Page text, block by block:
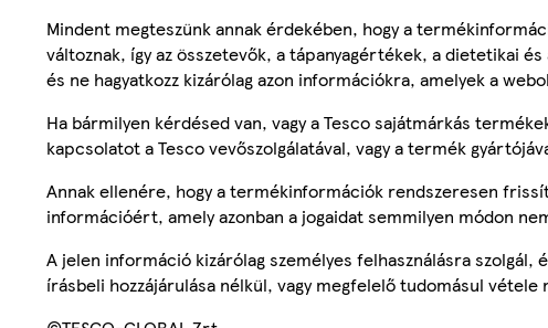
Mindent megteszünk annak érdekében, hogy a
változnak, így az összetevők, a tápanyagértékek, a dietetikai
és ne hagyatkozz kizárólag azon információkra, amelyek a
Ha bármilyen kérdésed van, vagy a Tesco sajátmárkás
kapcsolatot a Tesco vevőszolgálatával, vagy a termék
Annak ellenére, hogy a termékinformációk rendszeresen
információért, amely azonban a jogaidat semmilyen módon
A jelen információ kizárólag személyes felhasználásra
írásbeli hozzájárulása nélkül, vagy megfelelő tudomásul vétele